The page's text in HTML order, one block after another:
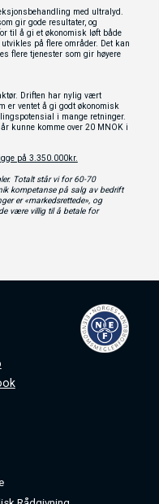
med ultralyd.
gir gode resultater, og
til å gi et økonomisk løft både
på flere områder. Det kan
flere tjenester som gir høyere
Driften har nylig vært
er ventet å gi godt økonomisk
i mange retninger.
kunne komme over 20 MNOK i
på 3.350.000kr.
Totalt står vi for 60-70
kompetanse på salg av bedrift
er «markedsrettede», og
være villig til å betale for